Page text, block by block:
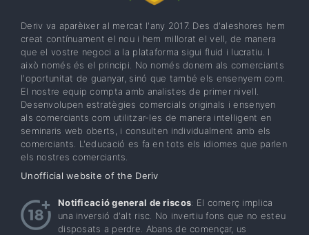
Deriv va aparèixer al mercat l'any 2017. Des d'aleshores hem
creat contínuament el nou i hem millorat el vell, de manera
que el vostre negoci a la plataforma sigui fluid i lucratiu. I
això només és el principi. No només donem als comerciants
l'oportunitat de guanyar, sinó que també els ensenyem com.
El nostre equip compta amb analistes de primer nivell.
Desenvolupen estratègies comercials originals i ensenyen
als comerciants com utilitzar-les de manera intel·ligent en
seminaris web oberts, i consulten individualment amb els
comerciants. L'educació es fa en tots els idiomes que parlen
els nostres comerciants.
Unofficial website of the Deriv
Notificació general de riscos: El comerç implica
una inversió d'alt risc. No invertiu fons que no esteu
disposats a perdre. Abans de començar, us